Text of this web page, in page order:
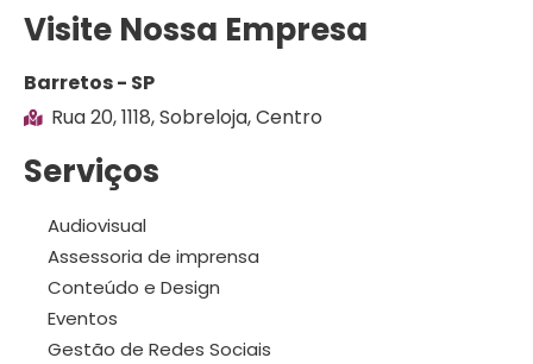
Visite Nossa Empresa
Barretos - SP
Rua 20, 1118, Sobreloja, Centro
Serviços
Audiovisual
Assessoria de imprensa
Conteúdo e Design
Eventos
Gestão de Redes Sociais